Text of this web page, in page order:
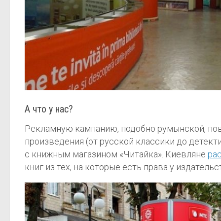
А что у нас?
Рекламную кампанию, подобно румынской,
произведения (от русской классики до
с книжным магазином «Читайка». Киевляне
книг из тех, на которые есть права у